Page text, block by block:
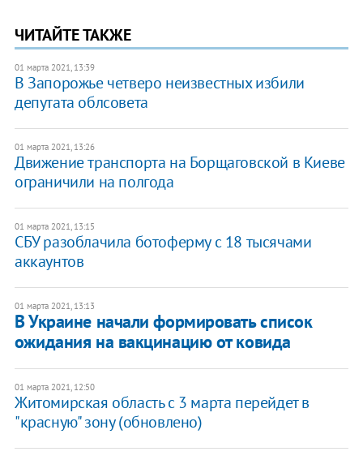
ЧИТАЙТЕ ТАКЖЕ
01 марта 2021, 13:39
В Запорожье четверо неизвестных избили
депутата облсовета
01 марта 2021, 13:26
Движение транспорта на Борщаговской в Киеве
ограничили на полгода
01 марта 2021, 13:15
СБУ разоблачила ботоферму с 18 тысячами
аккаунтов
01 марта 2021, 13:13
В Украине начали формировать список
ожидания на вакцинацию от ковида
01 марта 2021, 12:50
Житомирская область с 3 марта перейдет в
"красную" зону (обновлено)